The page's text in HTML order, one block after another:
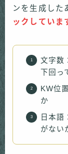
ンを生成した
ックしていま
文字数
下回っ
KW位
か
日本語
がない